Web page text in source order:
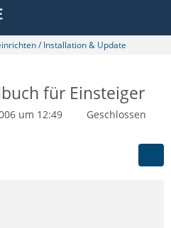
/ Installation & Update
für Einsteiger
um 12:49
Geschlossen